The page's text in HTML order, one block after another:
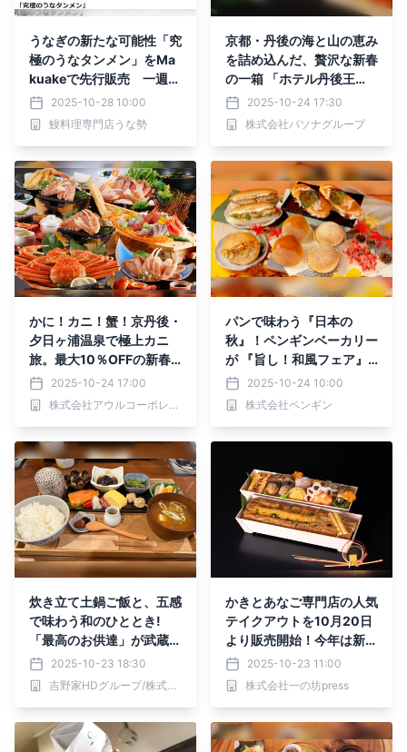
うなぎの新たな可能性「究
極のうなタンメン」をMa
kuakeで先行販売 一週間
で100万円突破
2025-10-28 10:00
鰻料理専門店うな勢
京都・丹後の海と山の恵み
を詰め込んだ、贅沢な新春
の一箱 「ホテル丹後王
国」“初”のオリジナルおせ
ち「彩」「雅」「極」を販
売！
2025-10-24 17:30
株式会社パソナグループ
かに！カニ！蟹！京丹後・
夕日ヶ浦温泉で極上カニ
旅。最大10％OFFの新春
キャンペーン開催中/ 京都
府京丹後市夕日ヶ浦温泉
「夕日浪漫 一望館」
2025-10-24 17:00
株式会社アウルコーポレーション
パンで味わう『日本の
秋』！ペンギンベーカリー
が 『旨し！和風フェア』
を開催2025-10-24 10:00
株式会社ペンギン
炊き立て土鍋ご飯と、五感
で味わう和のひととき!
「最高のお供達」が武蔵中
原にオープン!
2025-10-23 18:30
吉野家HDグループ/株式会社シェアレストラン
かきとあなご専門店の人気
テイクアウトを10月20日
より販売開始！今年は新メ
ニュー2種も加わりました
【宮城・松島】
2025-10-23 11:00
株式会社一の坊press